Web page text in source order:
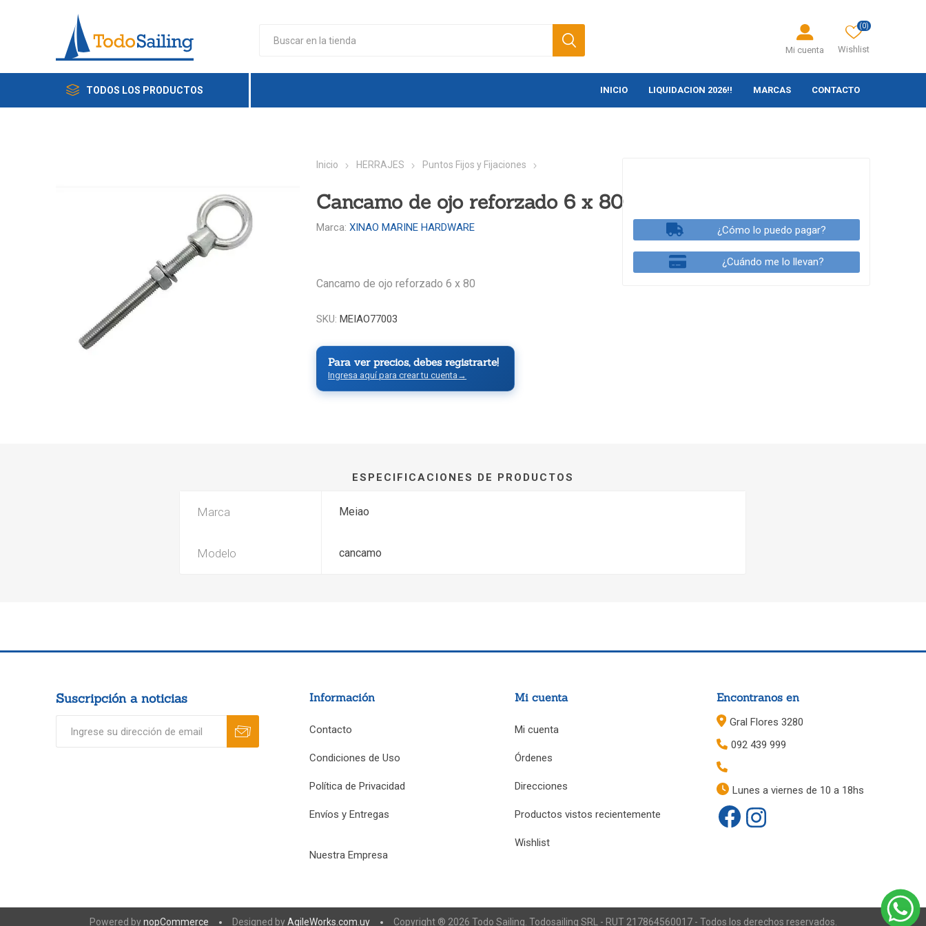
Mi cuenta Wishlist
(0)
TODOS LOS PRODUCTOS INICIO LIQUIDACION 2026!! MARCAS CONTACTO
Inicio HERRAJES Puntos Fijos y Fijaciones
Cancamo de ojo reforzado 6 x 80
Marca: XINAO MARINE HARDWARE
Cancamo de ojo reforzado 6 x 80
SKU: MEIAO77003
Para ver precios, debes registrarte!
Ingresa aquí para crear tu cuenta →
¿Cómo lo puedo pagar?
¿Cuándo me lo llevan?
ESPECIFICACIONES DE PRODUCTOS
Marca Meiao
Modelo cancamo
Suscripción a noticias Información
Contacto
Condiciones de Uso
Política de Privacidad
Envíos y Entregas
Nuestra Empresa
Mi cuenta
Mi cuenta
Órdenes
Direcciones
Productos vistos recientemente
Wishlist
Encontranos en
Gral Flores 3280
092 439 999
Lunes a viernes de 10 a 18hs
Powered bynopCommerce Designed byAgileWorks.com.uy Copyright ® 2026 Todo Sailing. Todosailing SRL - RUT 217864560017 - Todos los derechos reservados.